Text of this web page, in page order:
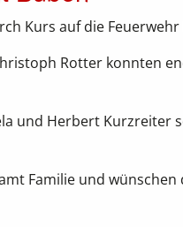
Kurs auf die
Rotter konnten
und Herbert Kurzreiter
Familie und wünschen